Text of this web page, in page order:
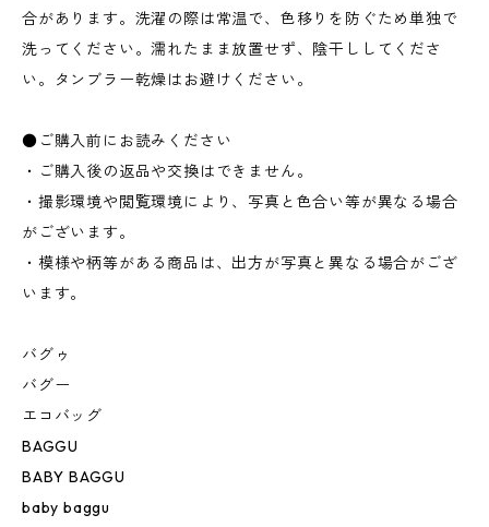
合があります。洗濯の際は常温で、色移りを防ぐため単独で
洗ってください。濡れたまま放置せず、陰干ししてくださ
い。タンブラー乾燥はお避けください。
●ご購入前にお読みください
・ご購入後の返品や交換はできません。
・撮影環境や閲覧環境により、写真と色合い等が異なる場合
がございます。
・模様や柄等がある商品は、出方が写真と異なる場合がござ
います。
バグゥ
バグー
エコバッグ
BAGGU
BABY BAGGU
baby baggu